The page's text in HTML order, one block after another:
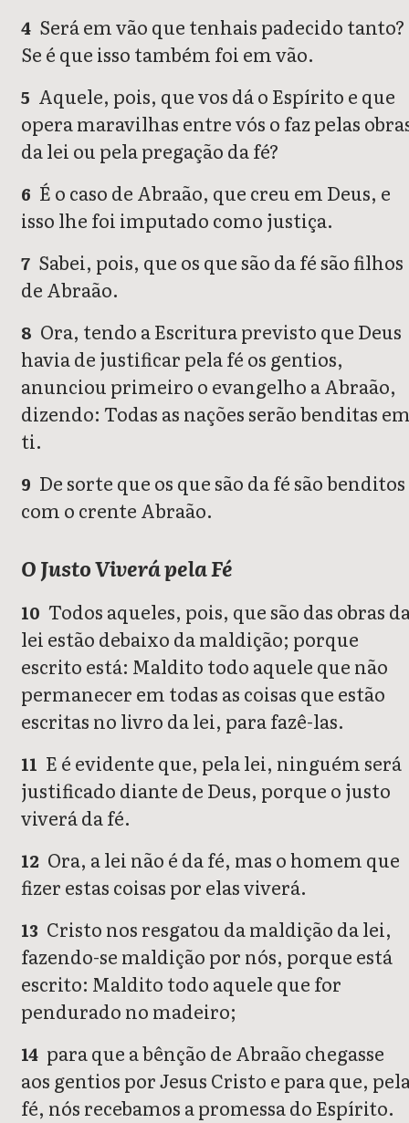
4 Será em vão que tenhais padecido tanto?
Se é que isso também foi em vão.
5 Aquele, pois, que vos dá o Espírito e que
opera maravilhas entre vós o faz pelas
da lei ou pela pregação da fé?
6 É o caso de Abraão, que creu em Deus, e
isso lhe foi imputado como justiça.
7 Sabei, pois, que os que são da fé são filhos
de Abraão.
8 Ora, tendo a Escritura previsto que Deus
havia de justificar pela fé os gentios,
anunciou primeiro o evangelho a Abraão,
dizendo: Todas as nações serão benditas
ti.
9 De sorte que os que são da fé são benditos
com o crente Abraão.
O Justo Viverá pela Fé
10 Todos aqueles, pois, que são das obras
lei estão debaixo da maldição; porque
escrito está: Maldito todo aquele que não
permanecer em todas as coisas que estão
escritas no livro da lei, para fazê-las.
11 E é evidente que, pela lei, ninguém será
justificado diante de Deus, porque o justo
viverá da fé.
12 Ora, a lei não é da fé, mas o homem que
fizer estas coisas por elas viverá.
13 Cristo nos resgatou da maldição da lei,
fazendo-se maldição por nós, porque está
escrito: Maldito todo aquele que for
pendurado no madeiro;
14 para que a bênção de Abraão chegasse
aos gentios por Jesus Cristo e para que,
fé, nós recebamos a promessa do Espírito.